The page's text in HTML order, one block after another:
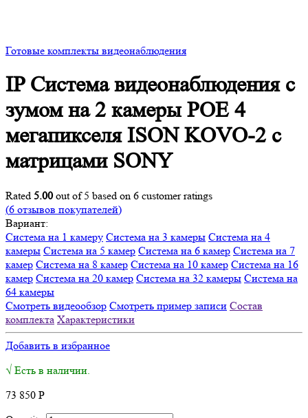
Готовые комплекты видеонаблюдения
IP Система видеонаблюдения с
зумом на 2 камеры POE 4
мегапикселя ISON KOVO-2 с
матрицами SONY
Rated 5.00 out of 5 based on 6 customer ratings
(6 отзывов покупателей)
Вариант:
Система на 1 камеру Система на 3 камеры Система на 4
камеры Система на 5 камер Система на 6 камер Система на 7
камер Система на 8 камер Система на 10 камер Система на 16
камер Система на 20 камер Система на 32 камеры Система на
64 камеры
Смотреть видеообзор Смотреть пример записи Состав
комплекта Характеристики
Добавить в избранное
√ Есть в наличии.
73 850 Р